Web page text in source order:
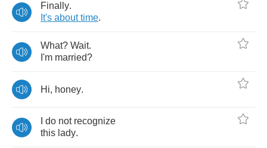
Finally.
It's about time.
What? Wait.
I'm married?
Hi, honey.
do not recognize
this lady.